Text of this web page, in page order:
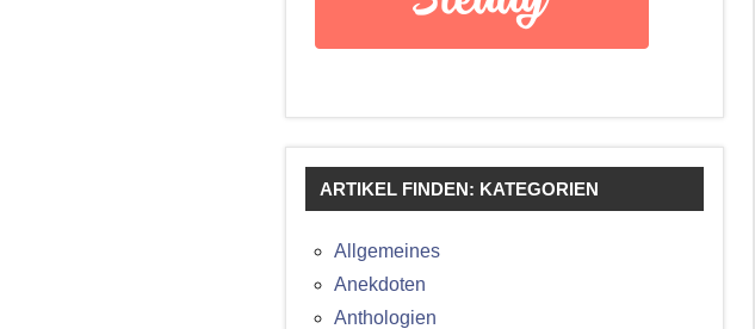
ARTIKEL FINDEN: KATEGORIEN
Allgemeines
Anekdoten
Anthologien